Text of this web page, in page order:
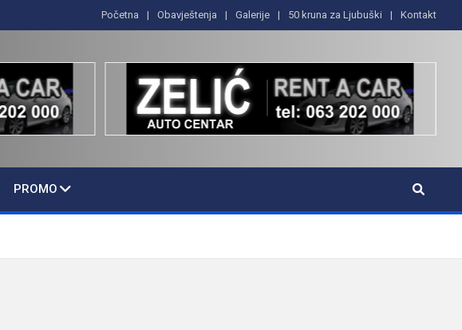
Početna Obavještenja Galerije 50 kruna za Ljubuški Kontakt
PROMO